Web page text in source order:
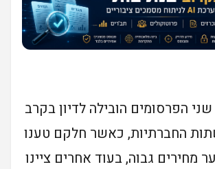
הפרסומים הובילה לדיון בקרב
החברתיות, כאשר חלקם טענו
מחירים גבוה, בעוד אחרים ציינו